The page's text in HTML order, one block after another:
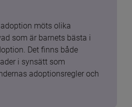
möts olika
som är barnets bästa i
Det finns både
i synsätt som
adoptionsregler och